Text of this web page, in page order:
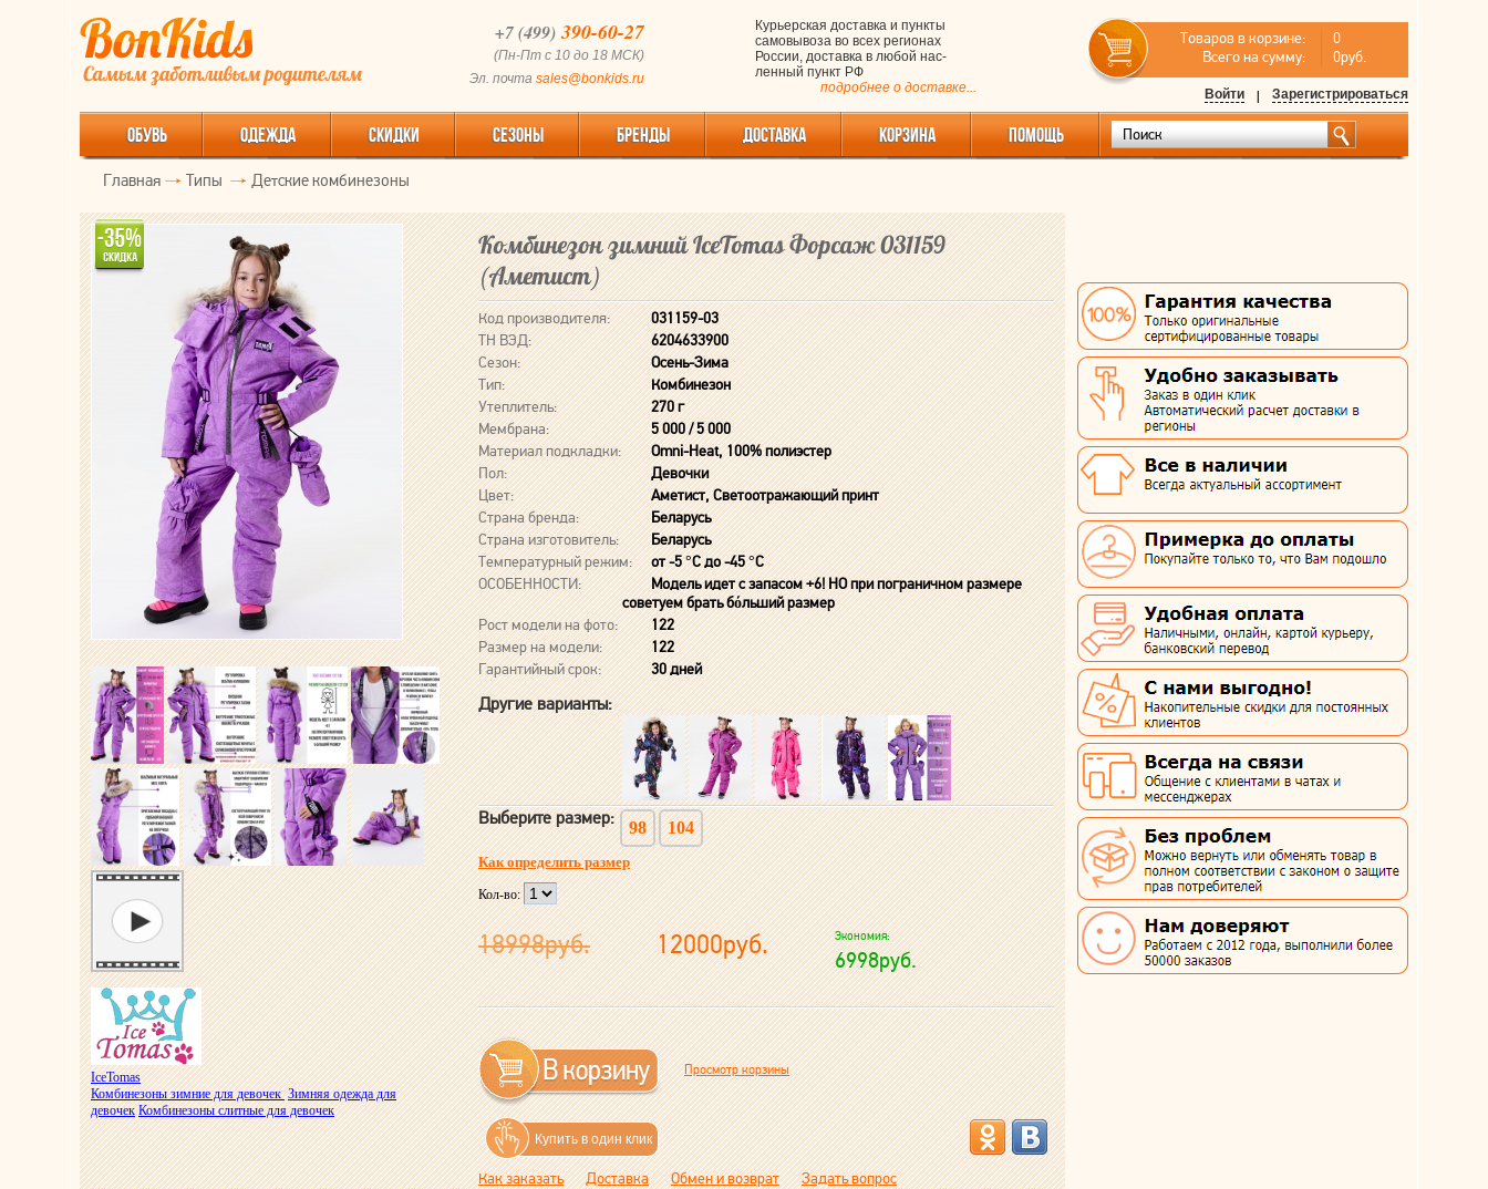
+7 (499)390-60-27
(Пн-Пт с 10 до 18 МСК)
Эл. почта sales@bonkids.ru
Курьерская доставка и пункты
самовывоза во всех регионах
России, доставка в любой нас-
ленный пункт РФ
подробнее о доставке...
Товаров в корзине:
Всего на сумму:
0
0руб.
Зарегистрироваться
|
Войти
ОБУВЬ ОДЕЖДА СКИДКИ СЕЗОНЫ БРЕНДЫ ДОСТАВКА КОРЗИНА ПОМОЩЬ
Главная Типы Детские комбинезоны
IceTomas
Комбинезоны зимние для девочек Зимняя одежда для
девочек Комбинезоны слитные для девочек
Комбинезон зимний IceTomas Форсаж 031159
(Аметист)
Код производителя:
031159-03
ТН ВЭД:
6204633900
Сезон:
Осень-Зима
Тип:
Комбинезон
Утеплитель:
270 г
Мембрана:
5 000 / 5 000
Материал подкладки:
Omni-Heat, 100% полиэстер
Пол:
Девочки
Цвет:
Аметист, Светоотражающий принт
Страна бренда:
Беларусь
Страна изготовитель:
Беларусь
Температурный режим:
от -5 °C до -45 °C
ОСОБЕННОСТИ:
Модель идет с запасом +6! НО при пограничном размере
советуем брать бόльший размер
Рост модели на фото:
122
Размер на модели:
122
Гарантийный срок:
30 дней
Другие варианты:
Выберите размер: 98 104
Как определить размер
Кол-во:
18998руб. 12000руб. Экономия:
6998руб.
Просмотр корзины
Купить в один клик
Как заказать Доставка Обмен и возврат Задать вопрос